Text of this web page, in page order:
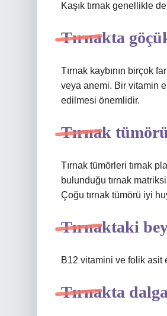
Kaşık tırnak genellikle
Tırnakta
Tırnak kaybının birçok
veya anemi. Bir vitamin
edilmesi önemlidir.
Tırnak
Tırnak tümörleri tırnak
bulunduğu tırnak
Çoğu tırnak tümörü iyi
Tırnaktaki
B12 vitamini ve folik asit
Tırnakta